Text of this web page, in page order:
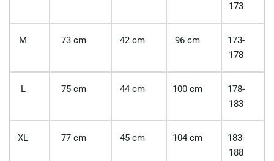
173
M 73 cm 42 cm 96 cm
173-
178
L 75 cm 44 cm 100 cm
178-
183
XL 77 cm 45 cm 104 cm
183-
188